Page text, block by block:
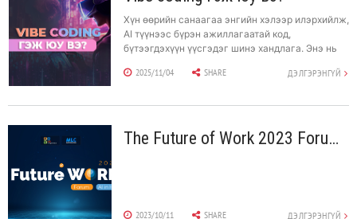
Хүн өөрийн санаагаа энгийн хэлээр илэрхийлж,
AI түүнээс бүрэн ажиллагаатай код,
бүтээгдэхүүн үүсгэдэг шинэ хандлага. Энэ нь
чадварт суурилдаг.
2025/11/04 SHARE ДЭЛГЭРЭНГҮЙ
The Future of Work 2023 Forum AI in HR
2023/10/11 SHARE ДЭЛГЭРЭНГҮЙ